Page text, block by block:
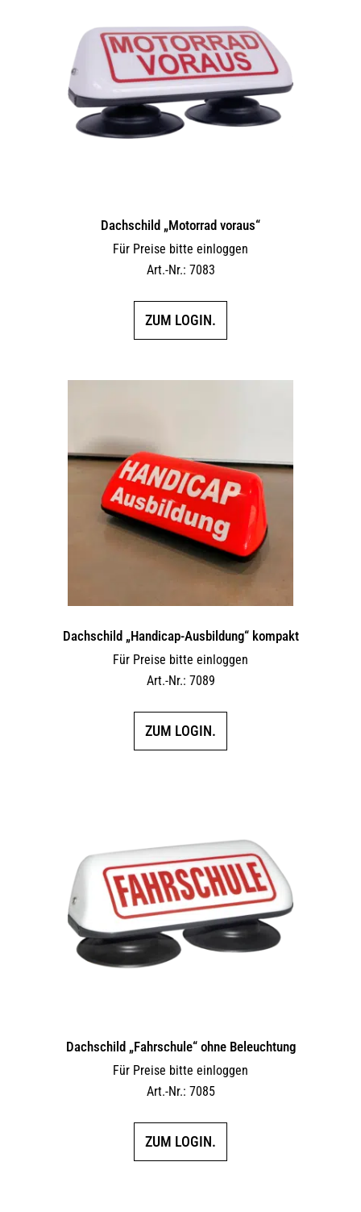
Dachschild „Motorrad voraus“
Für Preise bitte einloggen
Art.-Nr.: 7083
ZUM LOGIN.
Dachschild „Handicap-Ausbildung“ kompakt
Für Preise bitte einloggen
Art.-Nr.: 7089
ZUM LOGIN.
Dachschild „Fahrschule“ ohne Beleuchtung
Für Preise bitte einloggen
Art.-Nr.: 7085
ZUM LOGIN.